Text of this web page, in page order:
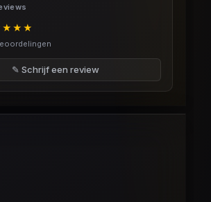
✎ Schrijf een review